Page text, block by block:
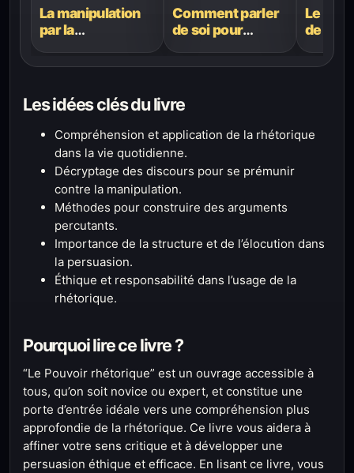
La manipulation
par la
l’éloquence et
l’influence
Comment parler
de soi pour
Le
de
mieux
Les idées clés du livre
Compréhension et application de la rhétorique
dans la vie quotidienne.
Décryptage des discours pour se prémunir
contre la manipulation.
Méthodes pour construire des arguments
percutants.
Importance de la structure et de l’élocution dans
la persuasion.
Éthique et responsabilité dans l’usage de la
rhétorique.
Pourquoi lire ce livre ?
“Le Pouvoir rhétorique” est un ouvrage accessible à
tous, qu’on soit novice ou expert, et constitue une
porte d’entrée idéale vers une compréhension plus
approfondie de la rhétorique. Ce livre vous aidera à
affiner votre sens critique et à développer une
persuasion éthique et efficace. En lisant ce livre, vous